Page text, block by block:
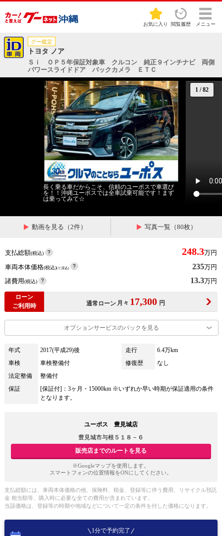
お気に入り 閲覧履歴 メニュー
グー鑑定
トヨタ ノア
Ｓｉ ＯＰ５年保証対象車 クルコン 純正９インチナビ 両側
パワースライドドア バックカメラ ＥＴＣ
1 /82
長く乗る車だからこそ、信頼のユーポスで車選び
を！！沖縄ユーポスでは全車試乗可能です！まず
は乗ってみて☆
動画を見る（2件） 写真一覧（80枚）
支払総額(税込) 248.3万円
車両本体価格(税込)(リ済込) 235万円
諸費用(税込) 13.3万円
ローン
ご利用時
通常ローン 月々 17,300 円
オプションサービスのパックを見る
年式 2017(平成29)後 走行
6.4万km
車検
車検整備付 修復歴
なし
法定整備
整備付
保証
[保証付]：3ヶ月・15000km ※いずれか早い時期が保証適用の条件
となります。
ユーポス 豊見城店
豊見城市与根５１８－６
販売店までのルートを見る
※Googleマップを使用します。
スマートフォンの位置情報をONにしてください。
支払総額には、車両本体価格の他、保険料、税金、登録等に伴う費用、リサイクル預託
金 相当額等、購入時に必要な全ての費用が含まれています。
当該価格は、登録等の時期や地域などについて一定の条件を付した価格になります。
1分で予約完了